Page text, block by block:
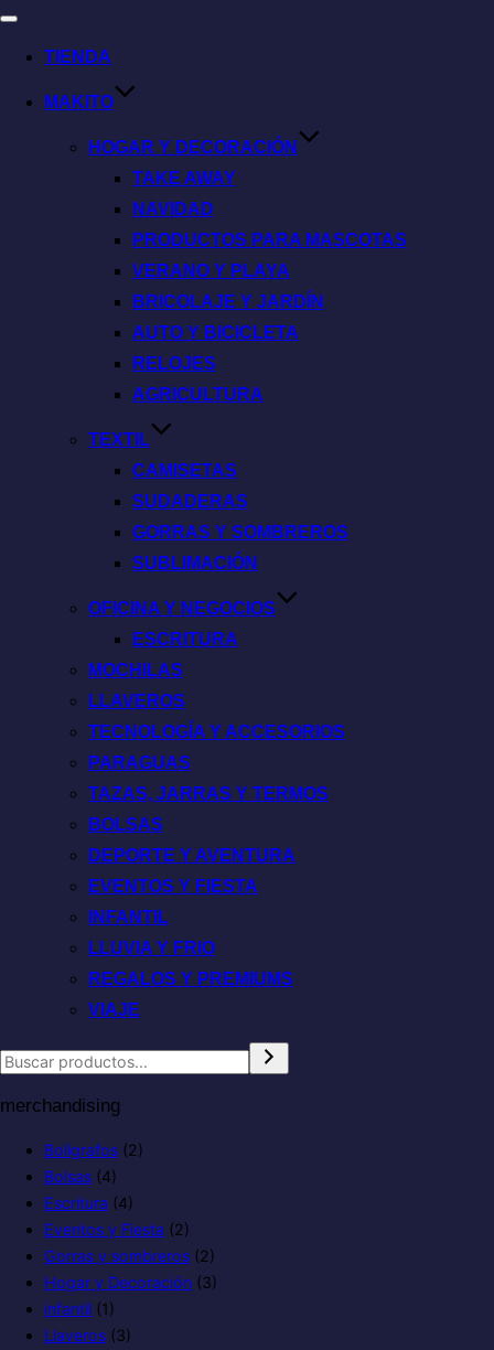
TIENDA
MAKITO
HOGAR Y DECORACIÓN
TAKE AWAY
NAVIDAD
PRODUCTOS PARA MASCOTAS
VERANO Y PLAYA
BRICOLAJE Y JARDÍN
AUTO Y BICICLETA
RELOJES
AGRICULTURA
TEXTIL
CAMISETAS
SUDADERAS
GORRAS Y SOMBREROS
SUBLIMACIÓN
OFICINA Y NEGOCIOS
ESCRITURA
MOCHILAS
LLAVEROS
TECNOLOGÍA Y ACCESORIOS
PARAGUAS
TAZAS, JARRAS Y TERMOS
BOLSAS
DEPORTE Y AVENTURA
EVENTOS Y FIESTA
INFANTIL
LLUVIA Y FRIO
REGALOS Y PREMIUMS
VIAJE
merchandising
Boligrafos (2)
Bolsas (4)
Escritura (4)
Eventos y Fiesta (2)
Gorras y sombreros (2)
Hogar y Decoración (3)
infantil (1)
Llaveros (3)